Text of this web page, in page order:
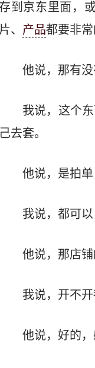
到京东里面，
片、 产品都要非常
他说，那有
我说，这个
己去套。
他说，是拍
我说，都可
他说，那店
我说，开不开
他说，好的，